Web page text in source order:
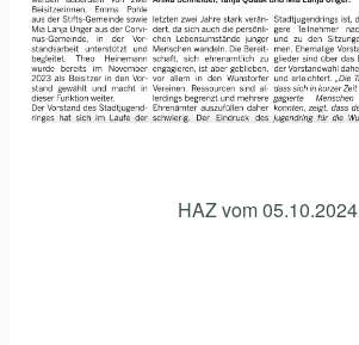
HAZ vom 05.10.2024